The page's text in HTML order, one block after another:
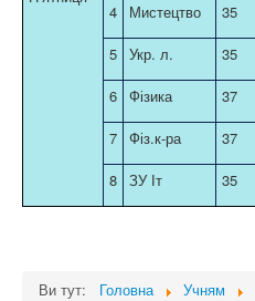
4
Мистецтво 35
5 Укр. л. 35
6 Фізика 37
7 Фіз.к-ра 37
8 ЗУ Іт 35
Ви тут: Головна Учням